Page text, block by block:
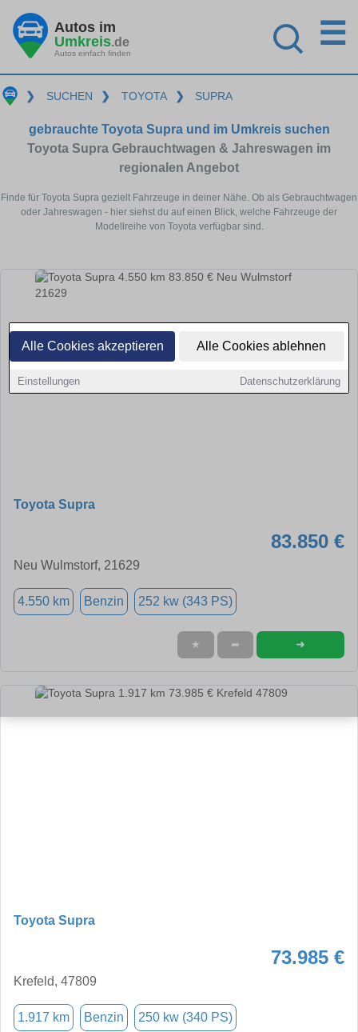
Alle Cookies akzeptieren Alle Cookies ablehnen
Einstellungen Datenschutzerklärung
Autos im
Umkreis.de
Autos einfach finden
☰
❯ SUCHEN ❯ TOYOTA ❯ SUPRA
gebrauchte Toyota Supra und im Umkreis suchen
Toyota Supra Gebrauchtwagen & Jahreswagen im
regionalen Angebot
Finde für Toyota Supra gezielt Fahrzeuge in deiner Nähe. Ob als Gebrauchtwagen
oder Jahreswagen - hier siehst du auf einen Blick, welche Fahrzeuge der
Modellreihe von Toyota verfügbar sind.
Toyota Supra
83.850 €
Neu Wulmstorf, 21629
4.550 km Benzin 252 kw (343 PS)
★ ➦ ➜
Toyota Supra
73.985 €
Krefeld, 47809
1.917 km Benzin 250 kw (340 PS)